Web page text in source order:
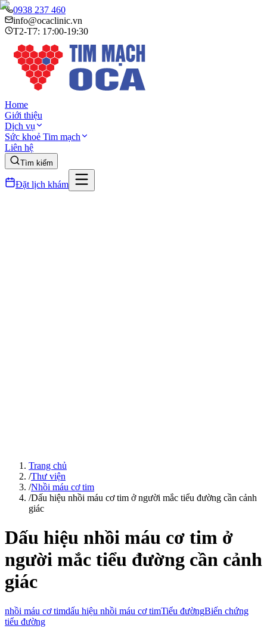
0938 237 460
info@ocaclinic.vn
T2-T7: 17:00-19:30
Home
Giới thiệu
Dịch vụ
Sức khoẻ Tim mạch
Liên hệ
Tìm kiếm
Đặt lịch khám
Trang chủ
/Thư viện
/Nhồi máu cơ tim
/Dấu hiệu nhồi máu cơ tim ở người mắc tiểu đường cần cảnh
giác
Dấu hiệu nhồi máu cơ tim ở
người mắc tiểu đường cần cảnh
giác
nhồi máu cơ timdấu hiệu nhồi máu cơ timTiểu đườngBiến chứng
tiểu đường